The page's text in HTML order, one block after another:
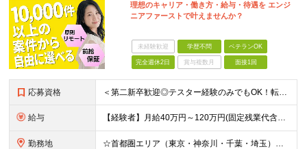
理想のキャリア・働き方・給与・待遇を エンジ
ニアファーストで叶えませんか？
未経験歓迎 学歴不問 ベテランOK
完全週休2日 賞与複数月 面接1回
応募資格 ＜第二新卒歓迎◎テスター経験のみでもOK！転職回数不問＞ ■学歴不問 ■ブランクOK ■エンジニアとしての実務経験が1年以上ある方 └開発、インフラ、工程、言語は一切不問！ ※未経験も若干名募集して
給与 【経験者】月給40万円～120万円(固定残業代含む)+各種手当 ★前職給与の総収入額を100％保証｜還元率84％〜100％ ★20代の平均年収570万円 ※月給には、みなし残業手当(月30時間／5万
勤務地 ☆首都圏エリア（東京・神奈川・千葉・埼玉）・名古屋・大阪・福岡を中心とした全国各地のプロジェクト先に参画いただきます。 ※希望をヒアリングした上で決定します ☆全国各地からフルリモートOK 【本社】